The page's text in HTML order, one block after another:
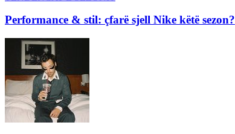
Performance & stil: çfarë sjell Nike këtë sezon?